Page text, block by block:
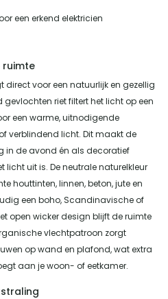
een erkend elektricien
ruimte
voor een natuurlijk en gezellig
riet filtert het licht op een
een warme, uitnodigende
verblindend licht. Dit maakt de
in de avond én als decoratief
uit is. De neutrale naturelkleur
houttinten, linnen, beton, jute en
een boho, Scandinavische of
open wicker design blijft de ruimte
vlechtpatroon zorgt
op wand en plafond, wat extra
aan je woon- of eetkamer.